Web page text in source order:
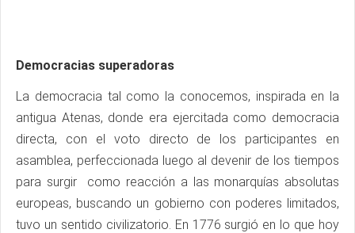
Democracias superadoras
La democracia tal como la conocemos, inspirada en la
antigua Atenas, donde era ejercitada como democracia
directa, con el voto directo de los participantes en
asamblea, perfeccionada luego al devenir de los tiempos
para surgir como reacción a las monarquías absolutas
europeas, buscando un gobierno con poderes limitados,
tuvo un sentido civilizatorio. En 1776 surgió en lo que hoy